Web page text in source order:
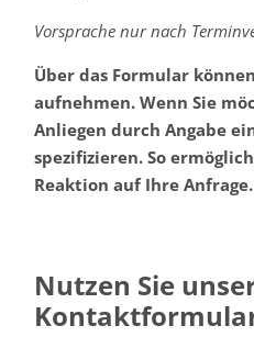
Vorsprache nur nach
Über das Formular
aufnehmen. Wenn Sie
Anliegen durch Angabe
spezifizieren. So
Reaktion auf Ihre Anfrage.
Nutzen Sie